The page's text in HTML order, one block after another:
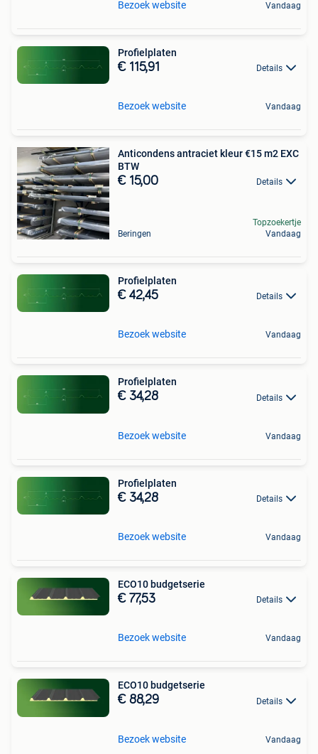
Bezoek website Vandaag
Profielplaten
€ 115,91 Details
Bezoek website Vandaag
Anticondens antraciet kleur €15 m2 EXC
BTW
€ 15,00 Details
Beringen
Topzoekertje
Vandaag
Profielplaten
€ 42,45 Details
Bezoek website Vandaag
Profielplaten
€ 34,28 Details
Bezoek website Vandaag
Profielplaten
€ 34,28 Details
Bezoek website Vandaag
ECO10 budgetserie
€ 77,53 Details
Bezoek website Vandaag
ECO10 budgetserie
€ 88,29 Details
Bezoek website Vandaag